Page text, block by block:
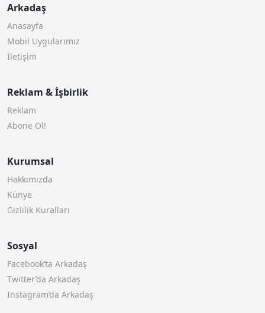
Arkadaş
Anasayfa
Mobil Uygularımız
İletişim
Reklam & İşbirlik
Reklam
Abone Ol!
Kurumsal
Hakkımızda
Künye
Gizlilik Kuralları
Sosyal
Facebook’ta Arkadaş
Twitter’da Arkadaş
Instagram’da Arkadaş